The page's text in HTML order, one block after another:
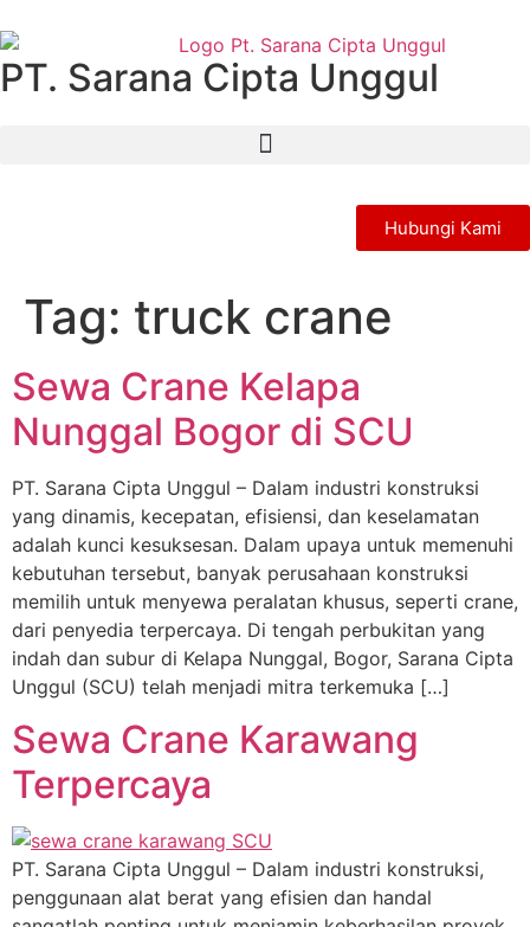
PT. Sarana Cipta Unggul
Hubungi Kami
Tag: truck crane
Sewa Crane Kelapa
Nunggal Bogor di SCU
PT. Sarana Cipta Unggul – Dalam industri konstruksi
yang dinamis, kecepatan, efisiensi, dan keselamatan
adalah kunci kesuksesan. Dalam upaya untuk memenuhi
kebutuhan tersebut, banyak perusahaan konstruksi
memilih untuk menyewa peralatan khusus, seperti crane,
dari penyedia terpercaya. Di tengah perbukitan yang
indah dan subur di Kelapa Nunggal, Bogor, Sarana Cipta
Unggul (SCU) telah menjadi mitra terkemuka […]
Sewa Crane Karawang
Terpercaya
PT. Sarana Cipta Unggul – Dalam industri konstruksi,
penggunaan alat berat yang efisien dan handal